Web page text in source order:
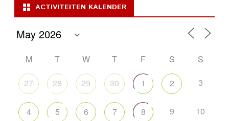
ACTIVITEITEN KALENDER
M T W T F S S
27 28 29 30 1 2 3
4 5 6 7 8 9 10